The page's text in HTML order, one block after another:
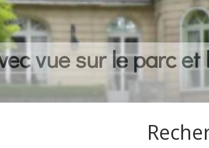
vue sur le parc